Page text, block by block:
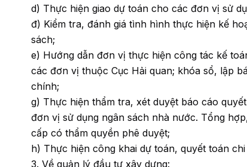
d) Thực hiện giao dự toán cho các đơn vị sử
đ) Kiểm tra, đánh giá tình hình thực hiện kế
sách;
e) Hướng dẫn đơn vị thực hiện công tác kế
các đơn vị thuộc Cục Hải quan; khóa sổ, lập
chính;
g) Thực hiện thẩm tra, xét duyệt báo cáo
đơn vị sử dụng ngân sách nhà nước. Tổng
cấp có thẩm quyền phê duyệt;
h) Thực hiện công khai dự toán, quyết toán
3. Về quản lý đầu tư xây dựng: